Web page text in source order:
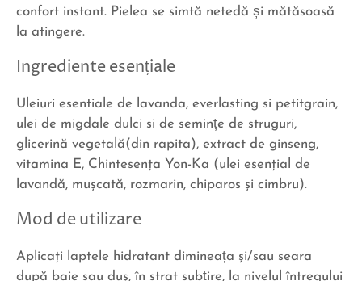
confort instant. Pielea se simtă netedă și mătăsoasă
la atingere.
Ingrediente esențiale
Uleiuri esentiale de lavanda, everlasting si petitgrain,
ulei de migdale dulci si de semințe de struguri,
glicerină vegetală(din rapita), extract de ginseng,
vitamina E, Chintesenţa Yon-Ka (ulei esenţial de
lavandă, muşcată, rozmarin, chiparos şi cimbru).
Mod de utilizare
Aplicaţi laptele hidratant dimineața şi/sau seara
după baie sau duş, în strat subțire, la nivelul întregului